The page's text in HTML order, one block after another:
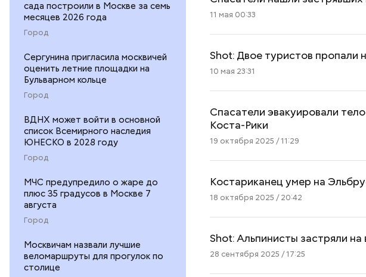
сада построили в Москве за семь
месяцев 2026 года
Город
Сергунина пригласила москвичей
оценить летние площадки на
Бульварном кольце
Город
ВДНХ может войти в основной
список Всемирного наследия
ЮНЕСКО в 2028 году
Город
МЧС предупредило о жаре до
плюс 35 градусов в Москве 7
августа
Город
Москвичам назвали лучшие
веломаршруты для прогулок по
столице
11 мая 00:33
Shot: Двое туристов пропали
10 мая 23:31
Спасатели эвакуировали
Коста-Рики
19 октября 2025 / 11:29
Костариканец умер на
18 октября 2025 / 20:42
Shot: Альпинисты застряли
28 сентября 2025 / 17:25